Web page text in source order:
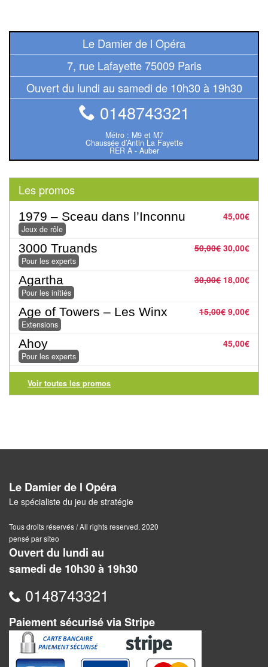
en
anglais
Livres
en
Accessoires
Jeux
société
Jeux
de
cartes
à
Collectionner
(TCG)
Les
Classiques
famille
Pour
les
initiés
les
En
solitaire
Le Damier de l Opéra
7, rue Lafayette 75009 Paris
Ouvert du lundi au samedi de 10h30 à 19h30
0148743321
Métro : M9 et M7
Chaussée d’Antin La Fayette
RER A - Auber
Les promos
45,00€
1979 – Sceau dans l’Inconnu
Jeux de rôle
50,00€ 30,00€
3000 Truands
Pour les experts
30,00€ 18,00€
Agartha
Pour les initiés
15,00€ 9,00€
Age of Towers – Les Winx
Extensions
45,00€
Ahoy
Pour les experts
Voir toutes les promos
Le Damier de l Opéra
Le spécialiste du jeu de stratégie
Tous droits réservés / All rights reserved. 2020
pensé par siteo
Ouvert du lundi au
samedi de 10h30 à 19h30
0148743321
Paiement sécurisé via Stripe